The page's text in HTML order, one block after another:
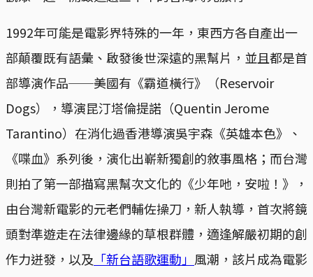
1992年可能是電影界特殊的一年，東西方各自產出一
部顛覆既有語彙、啟發後世深遠的黑幫片，並且都是首
部導演作品──美國有《霸道橫行》（Reservoir
Dogs），導演昆汀塔倫提諾（Quentin Jerome
Tarantino）在消化過香港導演吳宇森《英雄本色》、
《喋血》系列後，演化出嶄新獨創的敘事風格；而台灣
則拍了第一部描寫黑幫次文化的《少年吔，安啦！》，
由台灣新電影的元老們輔佐操刀，新人執導，首次將鏡
頭對準遊走在法律邊緣的草根群體，適逢解嚴初期的創
作力迸發，以及 「新台語歌運動」 風潮，該片成為電影